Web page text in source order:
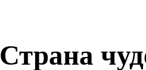
Страна